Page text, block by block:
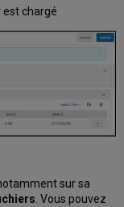
est chargé
sur sa
. Vous pouvez